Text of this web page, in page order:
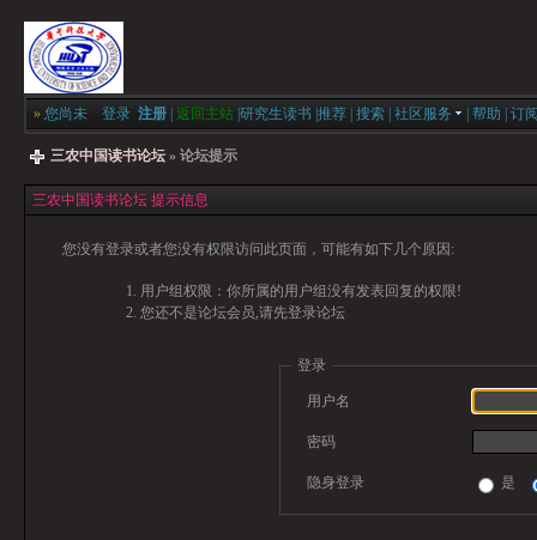
» 您尚未 登录 注册 返回主站 研究生读书 推荐 搜索 社区服务 帮助 订
三农中国读书论坛 » 论坛提示
三农中国读书论坛 提示信息
您没有登录或者您没有权限访问此页面，可能有如下几个原因:
用户组权限：你所属的用户组没有发表回复的权限!
您还不是论坛会员,请先登录论坛
登录
用户名
密码
隐身登录 是